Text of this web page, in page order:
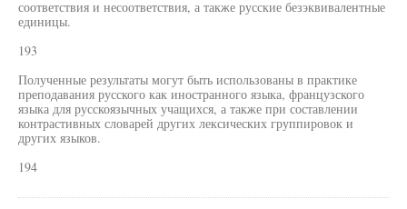
соответствия и несоответствия, а также русские безэквивалентные
единицы.
193
Полученные результаты могут быть использованы в практике
преподавания русского как иностранного языка, французского
языка для русскоязычных учащихся, а также при составлении
контрастивных словарей других лексических группировок и
других языков.
194